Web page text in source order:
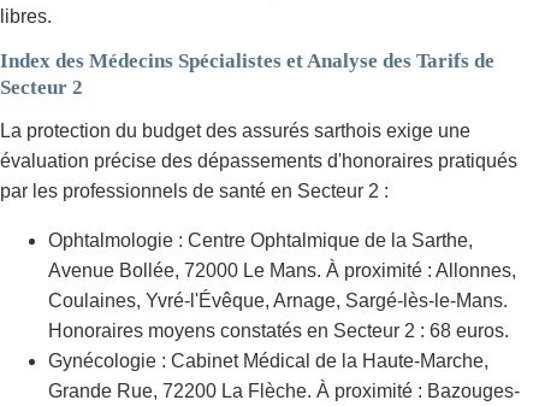
libres.
Index des Médecins Spécialistes et Analyse des Tarifs de
Secteur 2
La protection du budget des assurés sarthois exige une
évaluation précise des dépassements d'honoraires pratiqués
par les professionnels de santé en Secteur 2 :
Ophtalmologie : Centre Ophtalmique de la Sarthe,
Avenue Bollée, 72000 Le Mans. À proximité : Allonnes,
Coulaines, Yvré-l'Évêque, Arnage, Sargé-lès-le-Mans.
Honoraires moyens constatés en Secteur 2 : 68 euros.
Gynécologie : Cabinet Médical de la Haute-Marche,
Grande Rue, 72200 La Flèche. À proximité : Bazouges-